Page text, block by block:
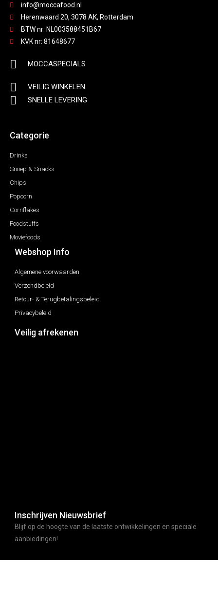
info@moccafood.nl
Herenwaard 20, 3078 AK, Rotterdam
BTW nr: NL003588451B67
KVK nr: 81648677
MOCCASPECIALS
VEILIG WINKELEN
SNELLE LEVERING
Categorie
Drinks
Snoep & Snacks
Chips
Popcorn
Cornflakes
Foodstuffs
Moviefoods
Webshop Info
Algemene voorwaarden
Verzendbeleid
Retour- & Terugbetalingsbeleid
Privacybeleid
Veilig afrekenen
Inschrijven Nieuwsbrief
Blijf op de hoogte van de laatste ontwikkelingen en speciale
aanbiedingen!